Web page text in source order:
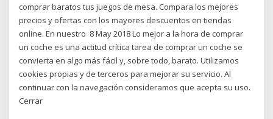
comprar baratos tus juegos de mesa. Compara los mejores
precios y ofertas con los mayores descuentos en tiendas
online. En nuestro 8 May 2018 Lo mejor a la hora de comprar
un coche es una actitud crítica tarea de comprar un coche se
convierta en algo más fácil y, sobre todo, barato. Utilizamos
cookies propias y de terceros para mejorar su servicio. Al
continuar con la navegación consideramos que acepta su uso.
Cerrar